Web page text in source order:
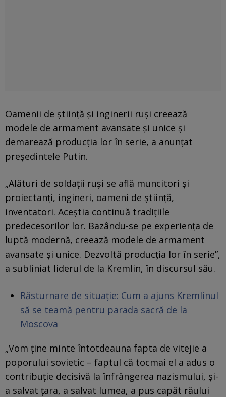
Oamenii de ştiinţă şi inginerii ruşi creează
modele de armament avansate şi unice şi
demarează producţia lor în serie, a anunţat
preşedintele Putin.
„Alături de soldaţii ruşi se află muncitori şi
proiectanţi, ingineri, oameni de ştiinţă,
inventatori. Aceştia continuă tradiţiile
predecesorilor lor. Bazându-se pe experienţa de
luptă modernă, creează modele de armament
avansate şi unice. Dezvoltă producţia lor în serie”,
a subliniat liderul de la Kremlin, în discursul său.
Răsturnare de situație: Cum a ajuns Kremlinul
să se teamă pentru parada sacră de la
Moscova
„Vom ţine minte întotdeauna fapta de vitejie a
poporului sovietic – faptul că tocmai el a adus o
contribuţie decisivă la înfrângerea nazismului, şi-
a salvat ţara, a salvat lumea, a pus capăt răului